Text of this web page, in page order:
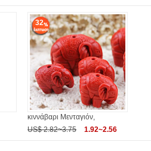
32
κιννάβαρι Μενταγιόν,
US$ 2.82~3.75
1.92~2.56